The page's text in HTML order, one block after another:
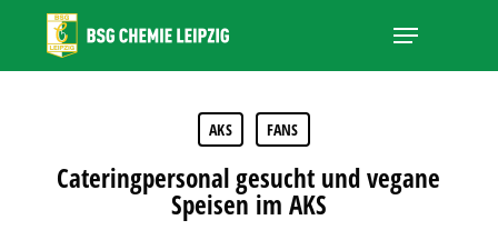
main
Menu
AKS FANS
Cateringpersonal gesucht und vegane
Speisen im AKS
Close